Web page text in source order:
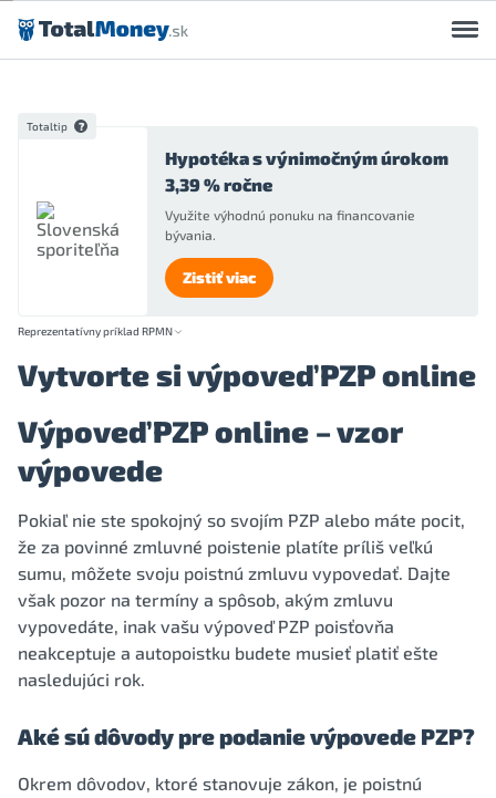
Preskočiť na obsah
Totaltip
Hypotéka s výnimočným úrokom
3,39 % ročne
Využite výhodnú ponuku na financovanie
bývania.
Zistiť viac
Reprezentatívny príklad RPMN
Vytvorte si výpoveď PZP online
Výpoveď PZP online – vzor
výpovede
Pokiaľ nie ste spokojný so svojím PZP alebo máte pocit,
že za povinné zmluvné poistenie platíte príliš veľkú
sumu, môžete svoju poistnú zmluvu vypovedať. Dajte
však pozor na termíny a spôsob, akým zmluvu
vypovedáte, inak vašu výpoveď PZP poisťovňa
neakceptuje a autopoistku budete musieť platiť ešte
nasledujúci rok.
Aké sú dôvody pre podanie výpovede PZP?
Okrem dôvodov, ktoré stanovuje zákon, je poistnú